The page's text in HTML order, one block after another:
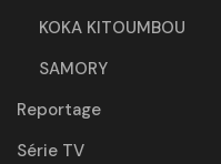
KOKA KITOUMBOU
SAMORY
Reportage
Série TV